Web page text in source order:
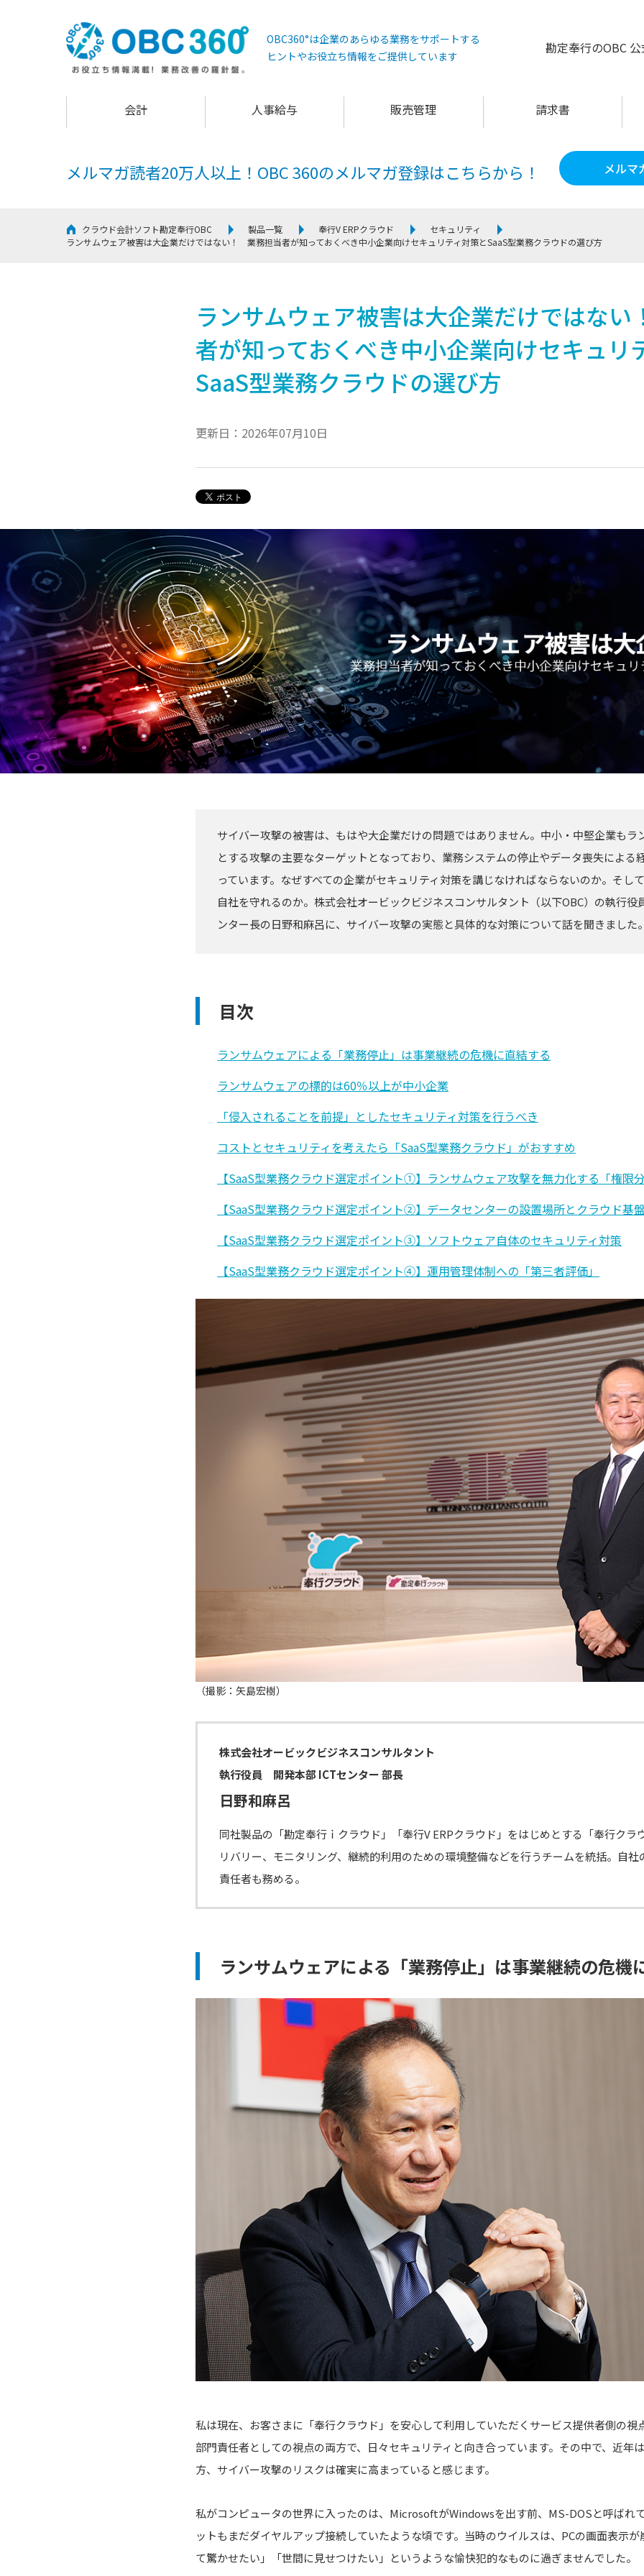
OBC360°は企業のあらゆる業務をサポートする
ヒントやお役立ち情報をご提供しています
勘定奉行のOBC
会計 人事給与 販売管理 請求書
メルマガ読者20万人以上！ OBC 360のメルマガ登録はこちらから！ メルマ
クラウド会計ソフト勘定奉行OBC 製品一覧 奉行V ERPクラウド
セキュリティ
ランサムウェア被害は大企業だけではない！ 業務担当者が知っておくべき中小企業向けセキュリティ対策とSaaS型業務クラウドの選び方
ランサムウェア被害は大企業だけではな
者が知っておくべき中小企業向けセキュリ
SaaS型業務クラウドの選び方
更新日：2026年07月10日
サイバー攻撃の被害は、もはや大企業だけの問題ではありません。中小・中堅企業もラ
とする攻撃の主要なターゲットとなっており、業務システムの停止やデータ喪失による
っています。なぜすべての企業がセキュリティ対策を講じなければならないのか。そし
自社を守れるのか。株式会社オービックビジネスコンサルタント（以下OBC）の執行役
ンター長の日野和麻呂に、サイバー攻撃の実態と具体的な対策について話を聞きました。
目次
ランサムウェアによる「業務停止」は事業継続の危機に直結する
ランサムウェアの標的は60％以上が中小企業
「侵入されることを前提」としたセキュリティ対策を行うべき
コストとセキュリティを考えたら「SaaS型業務クラウド」がおすすめ
【SaaS型業務クラウド選定ポイント①】ランサムウェア攻撃を無力化する「権限分
【SaaS型業務クラウド選定ポイント②】データセンターの設置場所とクラウド基盤
【SaaS型業務クラウド選定ポイント③】ソフトウェア自体のセキュリティ対策
【SaaS型業務クラウド選定ポイント④】運用管理体制への「第三者評価」
（撮影：矢島宏樹）
株式会社オービックビジネスコンサルタント
執行役員 開発本部 ICTセンター 部長
日野和麻呂
同社製品の「勘定奉行ｉクラウド」「奉行V ERPクラウド」をはじめとする「奉行クラ
リバリー、モニタリング、継続的利用のための環境整備などを行うチームを統括。自社
責任者も務める。
ランサムウェアによる「業務停止」は事業継続の危機
私は現在、お客さまに「奉行クラウド」を安心して利用していただくサービス提供者側の視
部門責任者としての視点の両方で、日々セキュリティと向き合っています。その中で、近年
方、サイバー攻撃のリスクは確実に高まっていると感じます。
私がコンピュータの世界に入ったのは、MicrosoftがWindowsを出す前、MS-DOSと呼ばれ
ットもまだダイヤルアップ接続していたような頃です。当時のウイルスは、PCの画面表示
て驚かせたい」「世間に見せつけたい」というような愉快犯的なものに過ぎませんでした。